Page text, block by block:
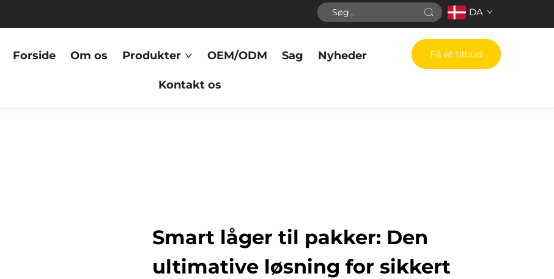
DA
Forside Om os Produkter OEM/ODM Sag Nyheder
Kontakt os
Få et tilbud
Smart låger til pakker: Den
ultimative løsning for sikkert